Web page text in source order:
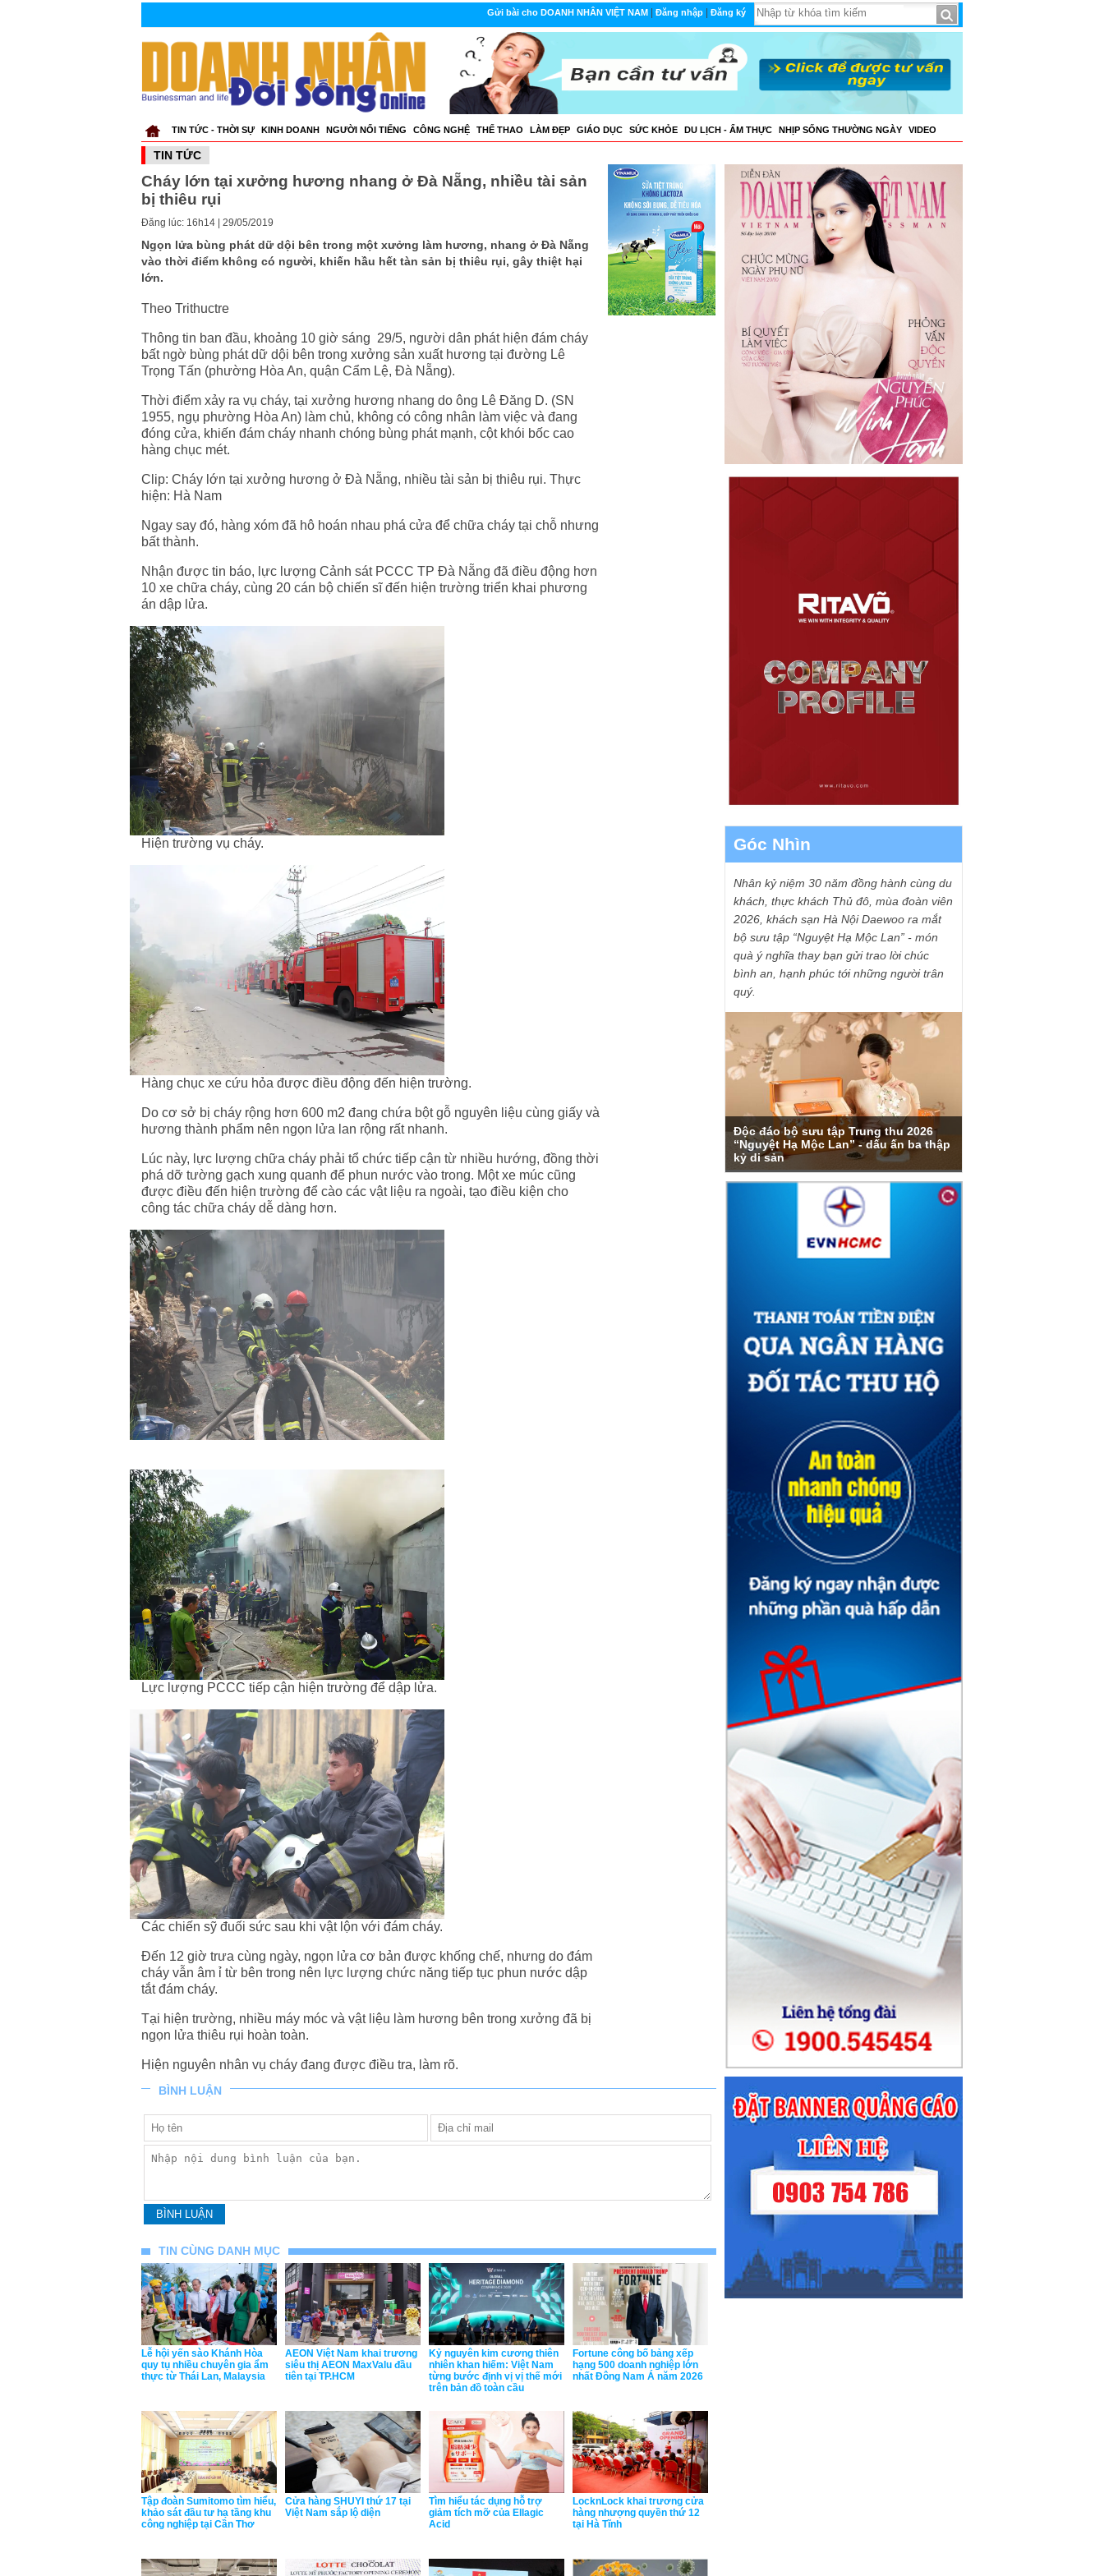
Gửi bài cho DOANH NHÂN VIỆT NAM| Đăng nhập| Đăng ký
TIN TỨC - THỜI SỰ KINH DOANH NGƯỜI NỔI TIẾNG CÔNG NGHỆ THẾ THAO LÀM ĐẸP GIÁO DỤC SỨC KHỎE DU LỊCH - ẨM THỰC NHỊP SỐNG THƯỜNG NGÀY VIDEO
TIN TỨC
Cháy lớn tại xưởng hương nhang ở Đà Nẵng, nhiều tài sản
bị thiêu rụi
Đăng lúc: 16h14 | 29/05/2019
Ngọn lửa bùng phát dữ dội bên trong một xưởng làm hương, nhang ở Đà Nẵng
vào thời điểm không có người, khiến hầu hết tàn sản bị thiêu rụi, gây thiệt hại
lớn.
Theo Trithuctre
Thông tin ban đầu, khoảng 10 giờ sáng 29/5, người dân phát hiện đám cháy
bất ngờ bùng phát dữ dội bên trong xưởng sản xuất hương tại đường Lê
Trọng Tấn (phường Hòa An, quận Cẩm Lệ, Đà Nẵng).
Thời điểm xảy ra vụ cháy, tại xưởng hương nhang do ông Lê Đăng D. (SN
1955, ngụ phường Hòa An) làm chủ, không có công nhân làm việc và đang
đóng cửa, khiến đám cháy nhanh chóng bùng phát mạnh, cột khói bốc cao
hàng chục mét.
Clip: Cháy lớn tại xưởng hương ở Đà Nẵng, nhiều tài sản bị thiêu rụi. Thực
hiện: Hà Nam
Ngay say đó, hàng xóm đã hô hoán nhau phá cửa để chữa cháy tại chỗ nhưng
bất thành.
Nhận được tin báo, lực lượng Cảnh sát PCCC TP Đà Nẵng đã điều động hơn
10 xe chữa cháy, cùng 20 cán bộ chiến sĩ đến hiện trường triển khai phương
án dập lửa.
Hiện trường vụ cháy.
Hàng chục xe cứu hỏa được điều động đến hiện trường.
Do cơ sở bị cháy rộng hơn 600 m2 đang chứa bột gỗ nguyên liệu cùng giấy và
hương thành phẩm nên ngọn lửa lan rộng rất nhanh.
Lúc này, lực lượng chữa cháy phải tổ chức tiếp cận từ nhiều hướng, đồng thời
phá dỡ tường gạch xung quanh để phun nước vào trong. Một xe múc cũng
được điều đến hiện trường để cào các vật liệu ra ngoài, tạo điều kiện cho
công tác chữa cháy dễ dàng hơn.
Lực lượng PCCC tiếp cận hiện trường để dập lửa.
Các chiến sỹ đuối sức sau khi vật lộn với đám cháy.
Đến 12 giờ trưa cùng ngày, ngọn lửa cơ bản được khống chế, nhưng do đám
cháy vẫn âm ỉ từ bên trong nên lực lượng chức năng tiếp tục phun nước dập
tắt đám cháy.
Tại hiện trường, nhiều máy móc và vật liệu làm hương bên trong xưởng đã bị
ngọn lửa thiêu rụi hoàn toàn.
Hiện nguyên nhân vụ cháy đang được điều tra, làm rõ.
BÌNH LUẬN
TIN CÙNG DANH MỤC
Lễ hội yến sào Khánh Hòa
quy tụ nhiều chuyên gia ẩm
thực từ Thái Lan, Malaysia
AEON Việt Nam khai trương
siêu thị AEON MaxValu đầu
tiên tại TP.HCM
Kỷ nguyên kim cương thiên
nhiên khan hiếm: Việt Nam
từng bước định vị vị thế mới
trên bản đồ toàn cầu
Fortune công bố bảng xếp
hạng 500 doanh nghiệp lớn
nhất Đông Nam Á năm 2026
Tập đoàn Sumitomo tìm hiểu,
khảo sát đầu tư hạ tầng khu
công nghiệp tại Cần Thơ
Cửa hàng SHUYI thứ 17 tại
Việt Nam sắp lộ diện
Tìm hiểu tác dụng hỗ trợ
giảm tích mỡ của Ellagic
Acid
LocknLock khai trương cửa
hàng nhượng quyền thứ 12
tại Hà Tĩnh
Góc Nhìn
Nhân kỷ niệm 30 năm đồng hành cùng du
khách, thực khách Thủ đô, mùa đoàn viên
2026, khách sạn Hà Nội Daewoo ra mắt
bộ sưu tập “Nguyệt Hạ Mộc Lan” - món
quà ý nghĩa thay bạn gửi trao lời chúc
bình an, hạnh phúc tới những người trân
quý.
Độc đáo bộ sưu tập Trung thu 2026
“Nguyệt Hạ Mộc Lan” - dấu ấn ba thập
kỷ di sản